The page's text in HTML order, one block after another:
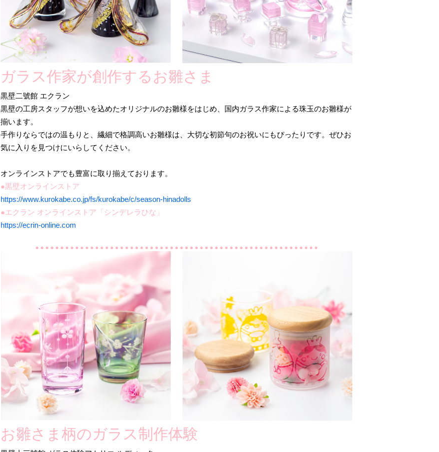
ガラス作家が創作するお雛さま
黒壁二號館 エクラン
黒壁の工房スタッフが想いを込めたオリジナルのお雛様をはじめ、国内ガラス作家による珠玉のお雛様が
揃います。
手作りならではの温もりと、繊細で格調高いお雛様は、大切な初節句のお祝いにもぴったりです。ぜひお
気に入りを見つけにいらしてください。
オンラインストアでも豊富に取り揃えております。
●黒壁オンラインストア
https://www.kurokabe.co.jp/fs/kurokabe/c/season-hinadolls
●エクラン オンラインストア「シンデレラひな」
https://ecrin-online.com
お雛さま柄のガラス制作体験